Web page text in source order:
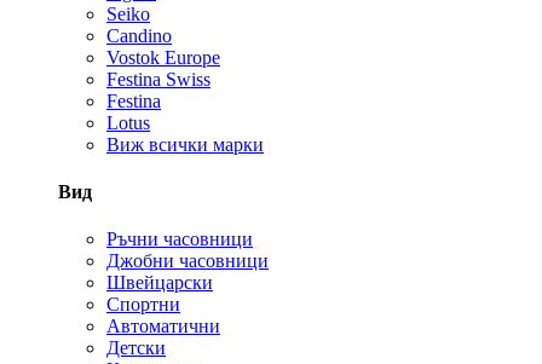
Seiko
Candino
Vostok Europe
Festina Swiss
Festina
Lotus
Виж всички марки
Вид
Ръчни часовници
Джобни часовници
Швейцарски
Спортни
Автоматични
Детски